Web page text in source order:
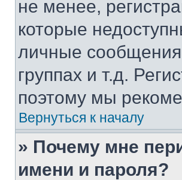
не менее,
которые
личные
группах и т.д.
поэтому мы
Вернуться к началу
» Почему мне
имени и пароля?